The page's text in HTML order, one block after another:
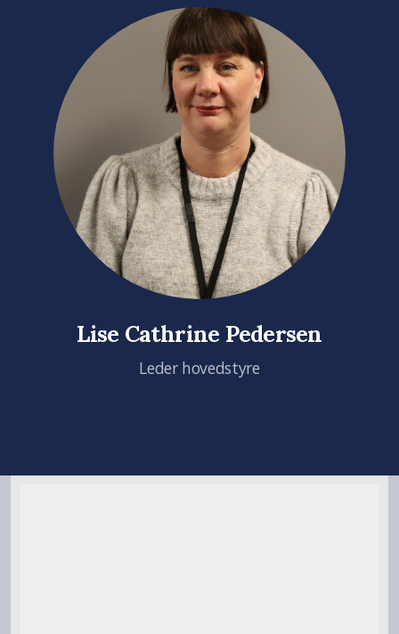
Lise Cathrine Pedersen
Leder hovedstyre